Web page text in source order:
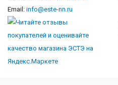
Email: info@este-nn.ru